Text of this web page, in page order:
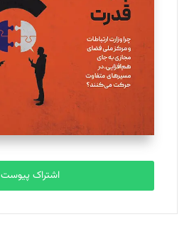
تحریریه
ملینا جعفری
تحریریه
مصطفی مسجدی آرانی
تحریریه
بابک نقاش
تحریریه
اشتراک پیوست